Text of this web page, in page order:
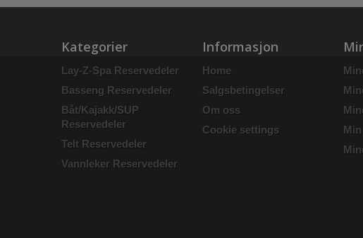
Kategorier
Lay-Z-Spa Reservedeler
Basseng Reservedeler
Båt/Kajakk/SUP
Reservedeler
Telt Reservedeler
Vannleker Reservedeler
Informasjon
Home
Salgsbetingelser
Om oss
Cookie settings